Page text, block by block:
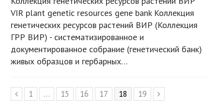
VIR plant genetic resources gene bank Коллекция
генетических ресурсов растений ВИР (Коллекция
ГРР ВИР) - систематизированное и
документированное собрание (генетический банк)
живых образцов и гербарных…
Предыдущий
Page
1 … Page
15 Page
16 Page
17 Page
18 Page
19